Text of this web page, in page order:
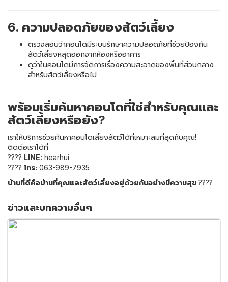
6. ความปลอดภัยของสัตว์เลี้ยง
ตรวจสอบว่าคอนโดมีระบบรักษาความปลอดภัยที่ช่วยป้องกัน
สัตว์เลี้ยงหลุดออกจากห้องหรืออาคาร
ดูว่าในคอนโดมีการจัดการเรื่องความสะอาดของพื้นที่ส่วนกลาง
สำหรับสัตว์เลี้ยงหรือไม่
พร้อมเริ่มค้นหาคอนโดที่ใช่สำหรับคุณและ
สัตว์เลี้ยงหรือยัง?
เราให้บริการช่วยค้นหาคอนโดเลี้ยงสัตว์ได้ที่เหมาะสมที่สุดกับคุณ!
ติดต่อเราได้ที่
???? LINE: hearhui
???? โทร: 063-989-7935
บ้านที่ดีคือบ้านที่คุณและสัตว์เลี้ยงอยู่ด้วยกันอย่างมีความสุข ????
ข่าวและบทความอื่นๆ